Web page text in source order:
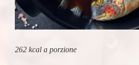
262 kcal a porzione